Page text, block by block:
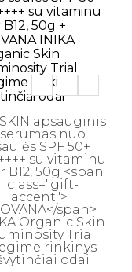
apsauginis
serumas nuo
SPF 50+
su vitaminu
B12, 50g <span
class="gift-
accent">+
span>
Organic Skin
Trial
rinkinys
odai